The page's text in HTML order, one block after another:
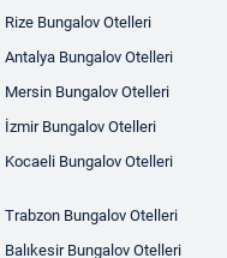
Rize Bungalov Otelleri
Antalya Bungalov Otelleri
Mersin Bungalov Otelleri
İzmir Bungalov Otelleri
Kocaeli Bungalov Otelleri
Trabzon Bungalov Otelleri
Balıkesir Bungalov Otelleri